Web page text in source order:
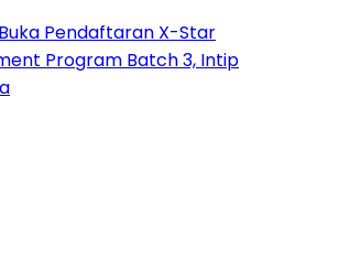
Pendaftaran X-Star
Program Batch 3, Intip